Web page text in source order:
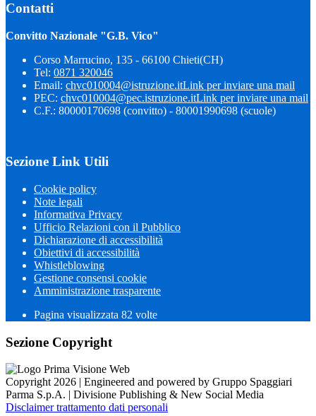
Contatti
Convitto Nazionale "G.B. Vico"
Corso Marrucino, 135 - 66100 Chieti(CH)
Tel: 0871 320046
Email: chvc010004@istruzione.itLink per inviare una mail
PEC: chvc010004@pec.istruzione.itLink per inviare una mail
C.F.: 80000170698 (convitto) - 80001990698 (scuole)
Sezione Link Utili
Cookie policy
Note legali
Informativa Privacy
Ufficio Relazioni con il Pubblico
Dichiarazione di accessibilità
Obiettivi di accessibilità
Whistleblowing
Gestione consensi cookie
Amministrazione trasparente
Pagina visualizzata 82 volte
Sezione Copyright
Copyright 2026 | Engineered and powered by Gruppo Spaggiari
Parma S.p.A. | Divisione Publishing & New Social Media
Disclaimer trattamento dati personali